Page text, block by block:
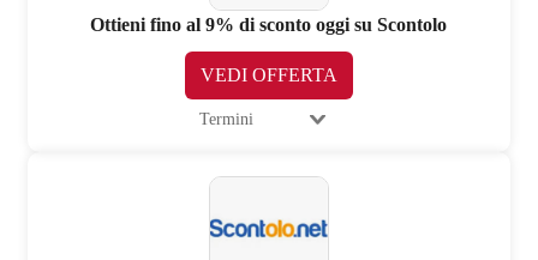
Ottieni fino al 9% di sconto oggi su Scontolo
VEDI OFFERTA
Termini